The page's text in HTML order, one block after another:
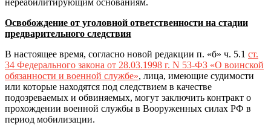
Освобождение от уголовной ответственности на стадии
предварительного следствия
В настоящее время, согласно новой редакции п. «б» ч. 5.1 ст.
34 Федерального закона от 28.03.1998 г. N 53-ФЗ «О воинской
обязанности и военной службе», лица, имеющие судимости
или которые находятся под следствием в качестве
подозреваемых и обвиняемых, могут заключить контракт о
прохождении военной службы в Вооруженных силах РФ в
период мобилизации.